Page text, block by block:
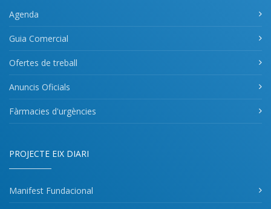
Agenda
Guia Comercial
Ofertes de treball
Anuncis Oficials
Fàrmacies d'urgències
PROJECTE EIX DIARI
Manifest Fundacional